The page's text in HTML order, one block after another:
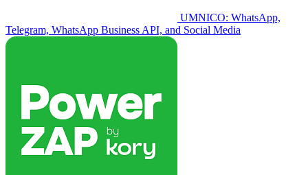
UMNICO: WhatsApp,
Telegram, WhatsApp Business API, and Social Media